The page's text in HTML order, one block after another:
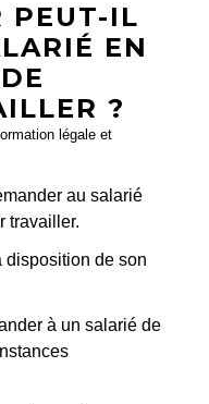
PEUT-IL
EN
?
légale et
au salarié
travailler.
disposition de son
à un salarié de